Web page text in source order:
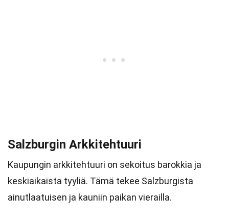
Salzburgin Arkkitehtuuri
Kaupungin arkkitehtuuri on sekoitus barokkia ja
keskiaikaista tyyliä. Tämä tekee Salzburgista
ainutlaatuisen ja kauniin paikan vierailla.